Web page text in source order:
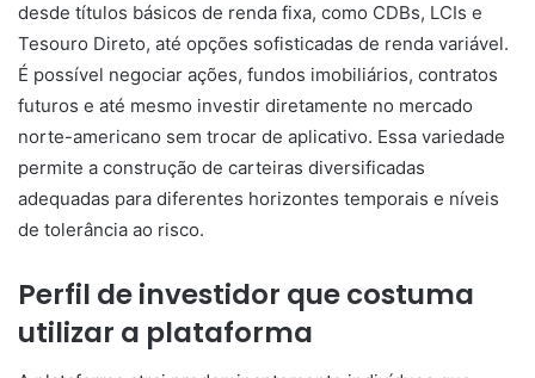
desde títulos básicos de renda fixa, como CDBs, LCIs e
Tesouro Direto, até opções sofisticadas de renda variável.
É possível negociar ações, fundos imobiliários, contratos
futuros e até mesmo investir diretamente no mercado
norte-americano sem trocar de aplicativo. Essa variedade
permite a construção de carteiras diversificadas
adequadas para diferentes horizontes temporais e níveis
de tolerância ao risco.
Perfil de investidor que costuma
utilizar a plataforma